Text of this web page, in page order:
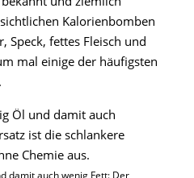
Kalorienbomben
Speck, fettes Fleisch und
mal einige der häufigsten
damit auch wenig Fett: Der